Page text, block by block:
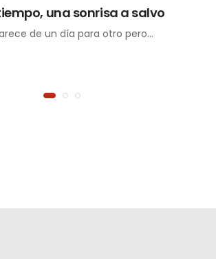
una sonrisa a salvo
de un día para otro pero…